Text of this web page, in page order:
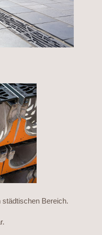
städtischen Bereich.